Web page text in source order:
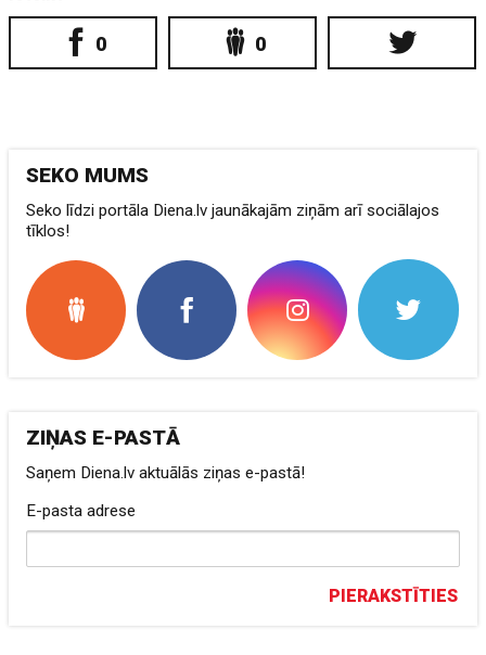
0 0
SEKO MUMS
Seko līdzi portāla Diena.lv jaunākajām ziņām arī sociālajos
tīklos!
ZIŅAS E-PASTĀ
Saņem Diena.lv aktuālās ziņas e-pastā!
E-pasta adrese
PIERAKSTĪTIES